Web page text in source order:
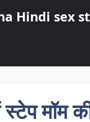
Hindi sex
मॉम